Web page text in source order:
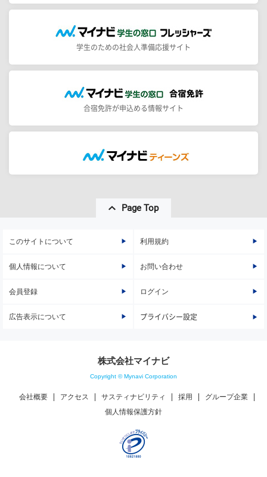
学生のための社会人準備応援サイト
合宿免許が申込める情報サイト
Page Top
このサイトについて 利用規約
個人情報について お問い合わせ
会員登録 ログイン
広告表示について プライバシー設定
株式会社マイナビ
Copyright © Mynavi Corporation
会社概要 アクセス サスティナビリティ 採用
グループ企業
個人情報保護方針